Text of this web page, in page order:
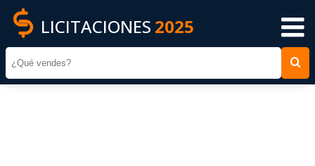
LICITACIONES 2025